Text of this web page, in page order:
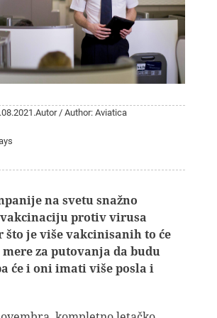
Autor / Author: Aviatica
na svetu snažno
protiv virusa
što je više vakcinisanih to će
za putovanja da budu
će i oni imati više posla i